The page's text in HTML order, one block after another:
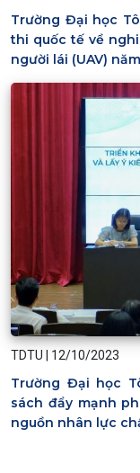
Trường Đại học
thi quốc tế về
người lái (UAV)
TDTU 12/10/2023
Trường Đại học
sách đẩy mạnh
nguồn nhân lực